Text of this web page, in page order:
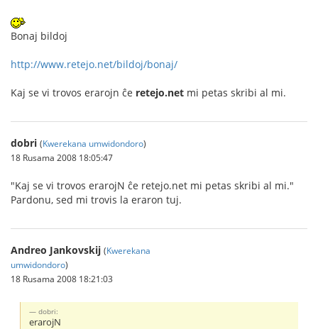
Bonaj bildoj
http://www.retejo.net/bildoj/bonaj/
Kaj se vi trovos erarojn ĉe retejo.net mi petas skribi al mi.
dobri (Kwerekana umwidondoro)
18 Rusama 2008 18:05:47
"Kaj se vi trovos erarojN ĉe retejo.net mi petas skribi al mi."
Pardonu, sed mi trovis la eraron tuj.
Andreo Jankovskij (Kwerekana
umwidondoro)
18 Rusama 2008 18:21:03
dobri:
erarojN